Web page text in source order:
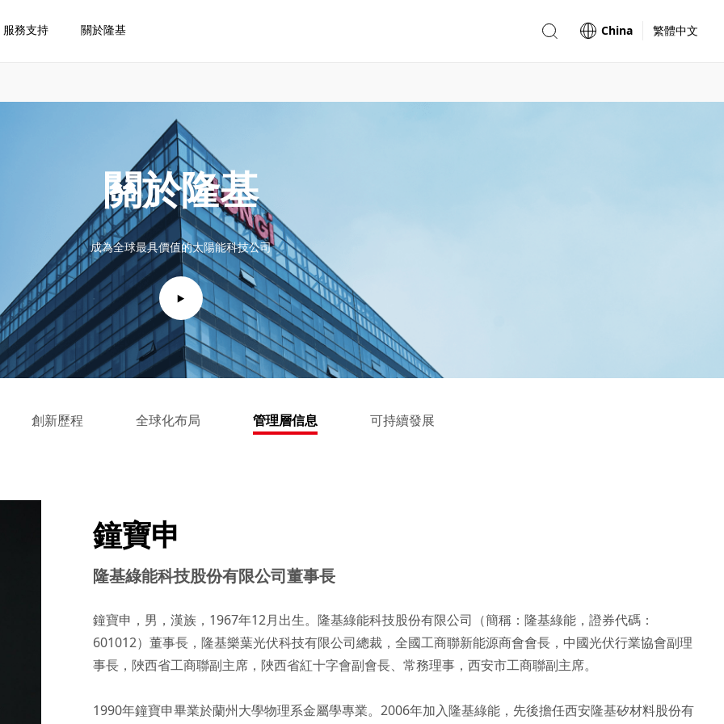
服務支持 關於隆基 China 繁體中文
關於隆基
成為全球最具價值的太陽能科技公司
創新歷程 全球化布局 管理層信息 可持續發展
鐘寶申
隆基綠能科技股份有限公司董事長
鐘寶申，男，漢族，1967年12月出生。隆基綠能科技股份有限公司（簡稱：隆基綠能，證券代碼：
601012）董事長，隆基樂葉光伏科技有限公司總裁，全國工商聯新能源商會會長，中國光伏行業協會副理
事長，陜西省工商聯副主席，陜西省紅十字會副會長、常務理事，西安市工商聯副主席。
1990年鐘寶申畢業於蘭州大學物理系金屬學專業。2006年加入隆基綠能，先後擔任西安隆基矽材料股份有